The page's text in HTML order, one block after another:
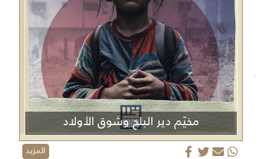
مخيّم دير البلح وشوق الأولاد
المزيد